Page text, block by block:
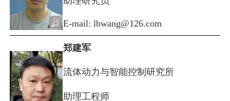
E-mail: lbwang@126.com
郑建军
流体动力与智能控制研究所
助理工程师